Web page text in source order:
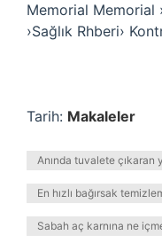
Memorial Memorial
›Sağlık Rhberi›
Tarih: Makaleler
Anında tuvalete
En hızlı bağırsak
Sabah aç karnına ne